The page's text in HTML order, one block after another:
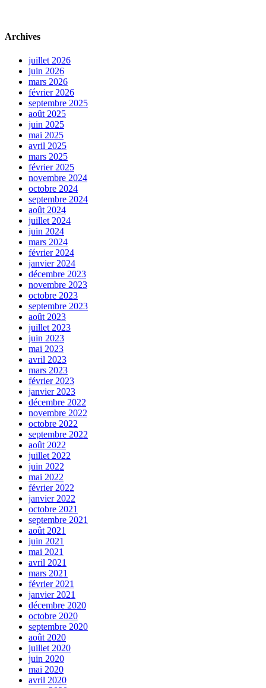
Archives
juillet 2026
juin 2026
mars 2026
février 2026
septembre 2025
août 2025
juin 2025
mai 2025
avril 2025
mars 2025
février 2025
novembre 2024
octobre 2024
septembre 2024
août 2024
juillet 2024
juin 2024
mars 2024
février 2024
janvier 2024
décembre 2023
novembre 2023
octobre 2023
septembre 2023
août 2023
juillet 2023
juin 2023
mai 2023
avril 2023
mars 2023
février 2023
janvier 2023
décembre 2022
novembre 2022
octobre 2022
septembre 2022
août 2022
juillet 2022
juin 2022
mai 2022
février 2022
janvier 2022
octobre 2021
septembre 2021
août 2021
juin 2021
mai 2021
avril 2021
mars 2021
février 2021
janvier 2021
décembre 2020
octobre 2020
septembre 2020
août 2020
juillet 2020
juin 2020
mai 2020
avril 2020